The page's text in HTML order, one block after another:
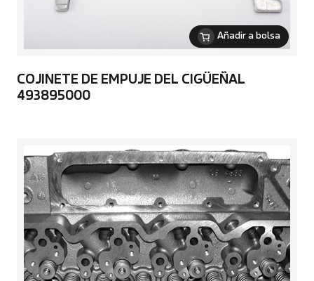
Añadir a bolsa
COJINETE DE EMPUJE DEL CIGÜEÑAL
493895000